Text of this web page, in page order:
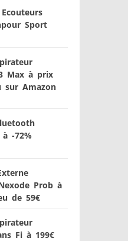
Sport
Max à prix
sur Amazon
à -72%
Prob à
de 59€
Fi à 199€